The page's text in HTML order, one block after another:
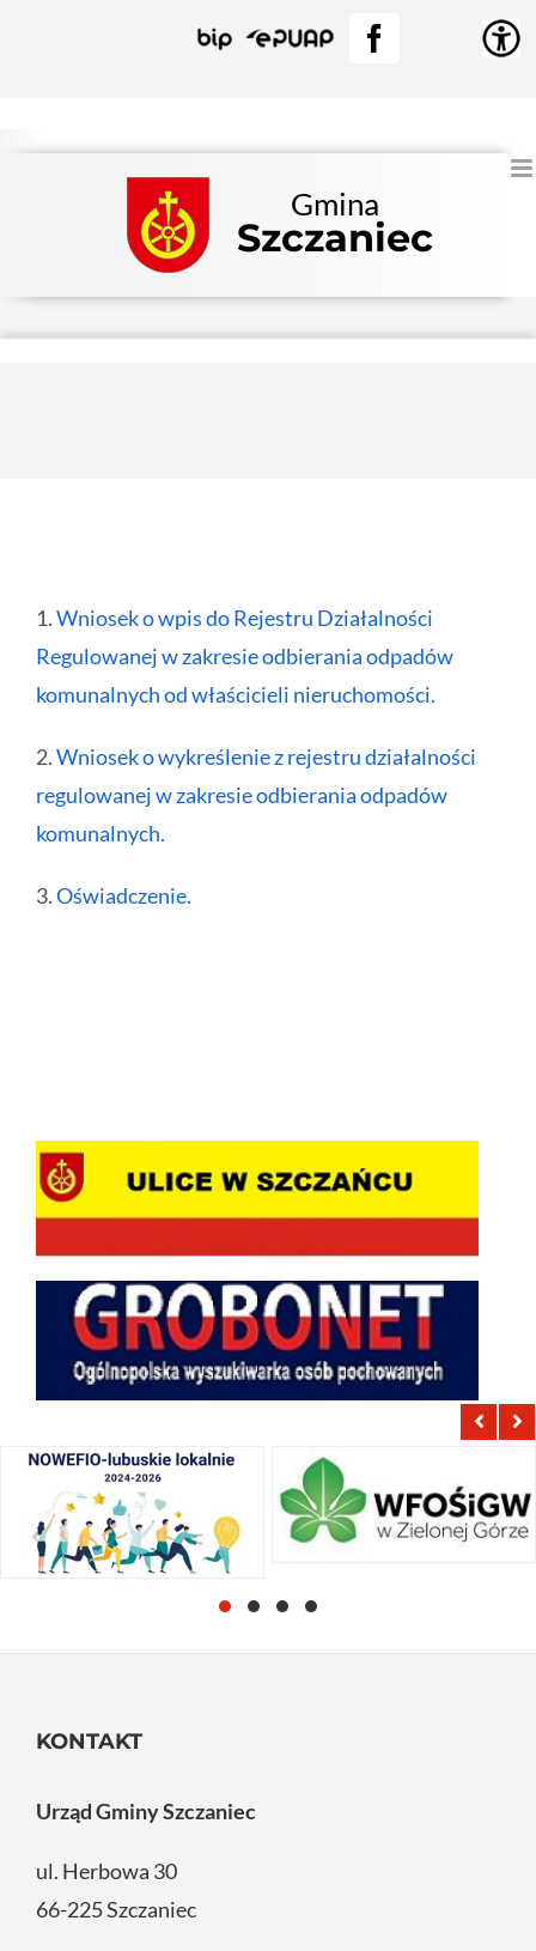
BIP EPUAPFacebook
Gmina
Szczaniec
1.Wniosek o wpis do Rejestru Działalności
Regulowanej w zakresie odbierania odpadów
komunalnych od właścicieli nieruchomości.
2.Wniosek o wykreślenie z rejestru działalności
regulowanej w zakresie odbierania odpadów
komunalnych.
3.Oświadczenie.
KONTAKT
Urząd Gminy Szczaniec
ul. Herbowa 30
66-225 Szczaniec